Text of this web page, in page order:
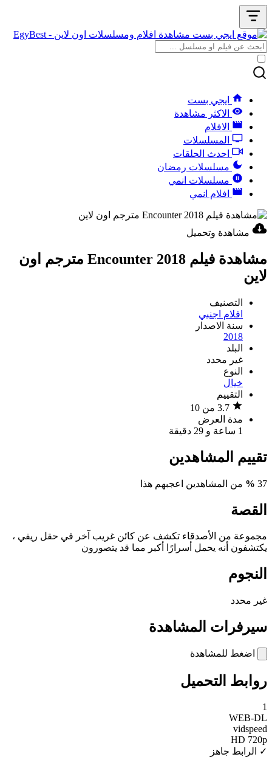
ايجي بست
الاكثر مشاهدة
الافلام
المسلسلات
احدث الحلقات
مسلسلات رمضان
مسلسلات انمي
افلام انمي
مشاهدة وتحميل
مشاهدة فيلم Encounter 2018 مترجم اون
لاين
التصنيف
افلام اجنبي
سنة الاصدار
2018
البلد
غير محدد
النوع
خيال
التقييم
مدة العرض
1 ساعة و 29 دقيقة
تقييم المشاهدين
37
% من المشاهدين اعجبهم هذا
القصة
مجموعة من الأصدقاء تكشف عن كائن غريب آخر في حقل ريفي ،
يكتشفون أنه يحمل أسرارًا أكبر مما قد يتصورون
النجوم
غير محدد
سيرفرات المشاهدة
اضغط للمشاهدة
روابط التحميل
1
WEB-DL
vidspeed
HD 720p
✓ الرابط جاهز